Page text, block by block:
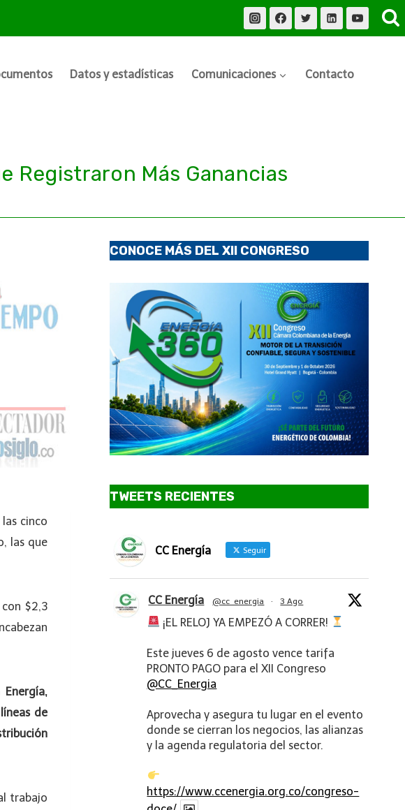
Datos y estadísticas Comunicaciones Contacto
Registraron Más Ganancias
cinco
las que
$2,3
de
trabajo
CONOCE MÁS DEL XII CONGRESO
TWEETS RECIENTES
CC Energía Seguir
CC Energía @cc_energia · 3 Ago
¡EL RELOJ YA EMPEZÓ A CORRER!
Este jueves 6 de agosto vence tarifa
PRONTO PAGO para el XII Congreso
@CC_Energia
Aprovecha y asegura tu lugar en el evento
donde se cierran los negocios, las alianzas
y la agenda regulatoria del sector.
https://www.ccenergia.org.co/congreso-